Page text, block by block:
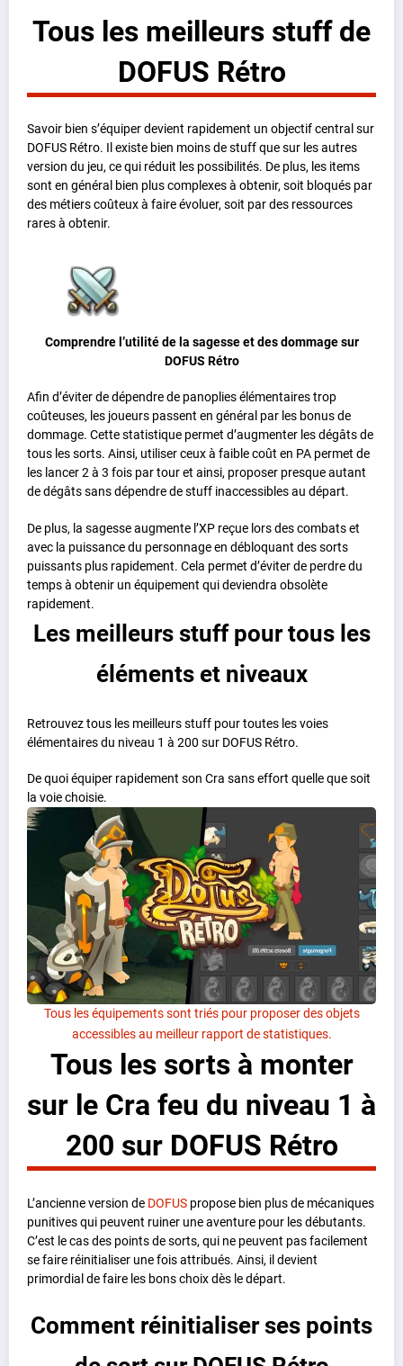
Tous les meilleurs stuff de
DOFUS Rétro
Savoir bien s’équiper devient rapidement un objectif central sur
DOFUS Rétro. Il existe bien moins de stuff que sur les autres
version du jeu, ce qui réduit les possibilités. De plus, les items
sont en général bien plus complexes à obtenir, soit bloqués par
des métiers coûteux à faire évoluer, soit par des ressources
rares à obtenir.
Comprendre l’utilité de la sagesse et des dommage sur
DOFUS Rétro
Afin d’éviter de dépendre de panoplies élémentaires trop
coûteuses, les joueurs passent en général par les bonus de
dommage. Cette statistique permet d’augmenter les dégâts de
tous les sorts. Ainsi, utiliser ceux à faible coût en PA permet de
les lancer 2 à 3 fois par tour et ainsi, proposer presque autant
de dégâts sans dépendre de stuff inaccessibles au départ.
De plus, la sagesse augmente l’XP reçue lors des combats et
avec la puissance du personnage en débloquant des sorts
puissants plus rapidement. Cela permet d’éviter de perdre du
temps à obtenir un équipement qui deviendra obsolète
rapidement.
Les meilleurs stuff pour tous les
éléments et niveaux
Retrouvez tous les meilleurs stuff pour toutes les voies
élémentaires du niveau 1 à 200 sur DOFUS Rétro.
De quoi équiper rapidement son Cra sans effort quelle que soit
la voie choisie.
Tous les équipements sont triés pour proposer des objets
accessibles au meilleur rapport de statistiques.
Tous les sorts à monter
sur le Cra feu du niveau 1 à
200 sur DOFUS Rétro
L’ancienne version de DOFUS propose bien plus de mécaniques
punitives qui peuvent ruiner une aventure pour les débutants.
C’est le cas des points de sorts, qui ne peuvent pas facilement
se faire réinitialiser une fois attribués. Ainsi, il devient
primordial de faire les bons choix dès le départ.
Comment réinitialiser ses points